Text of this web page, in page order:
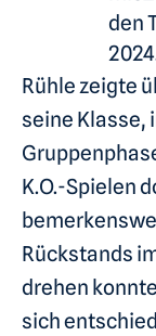
den
Rühle zeigte
seine Klasse,
K.O.-Spielen
Rückstands
drehen
sich